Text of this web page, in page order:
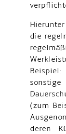
die
(zum
deren